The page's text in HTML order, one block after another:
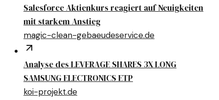
Salesforce Aktienkurs reagiert auf Neuigkeiten
mit starkem Anstieg
magic-clean-gebaeudeservice.de
Analyse des LEVERAGE SHARES 3X LONG
SAMSUNG ELECTRONICS ETP
koi-projekt.de